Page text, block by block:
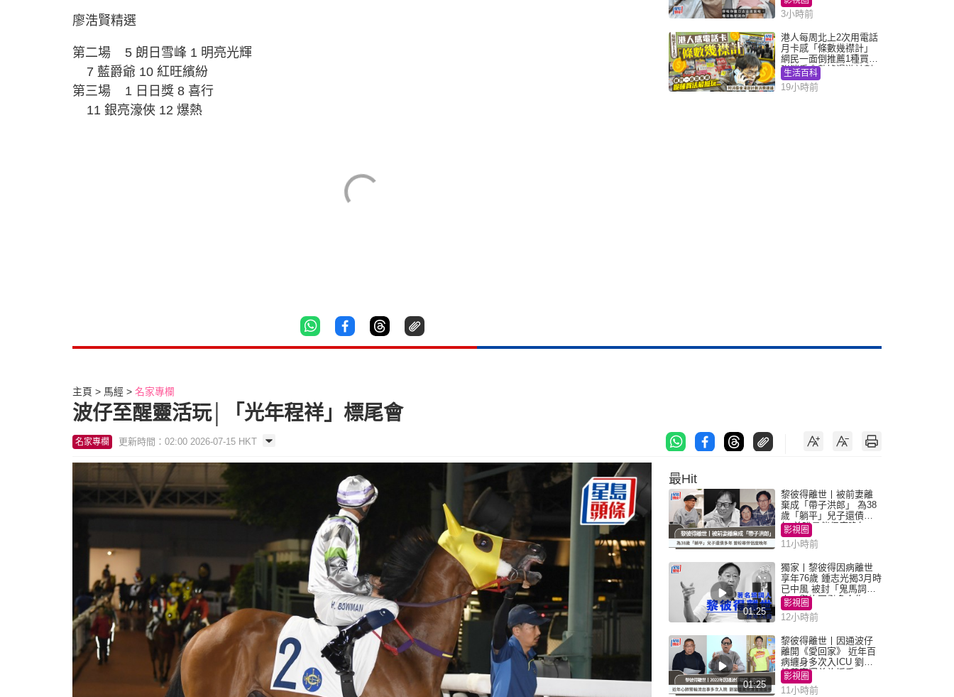
廖浩賢精選
第二場 5 朗日雪峰 1 明亮光輝
7 藍爵爺 10 紅旺繽紛
第三場 1 日日獎 8 喜行
11 銀亮濠俠 12 爆熱
3小時前
港人每周北上2次用電話
月卡感「條數幾襟計」
網民一面倒推薦1種買法
附消委會數據漫遊計劃
消費提示
生活百科
19小時前
主頁 馬經 名家專欄
波仔至醒靈活玩│「光年程祥」標尾會
名家專欄 更新時間：02:00 2026-07-15 HKT
最Hit
黎彼得離世丨被前妻離
棄成「帶子洪郎」 為38
歲「躺平」兒子還債多
年 曾盼尋伴侶度晚年
影視圈
11小時前
01:25
獨家丨黎彼得因病離世
享年76歲 鍾志光揭3月時
已中風 被封「鬼馬詞
人」與許冠傑多合作
影視圈
12小時前
01:25
黎彼得離世丨因通波仔
離開《愛回家》 近年百
病纏身多次入ICU 劉鑾
雄黃宗澤曾施援手
影視圈
11小時前